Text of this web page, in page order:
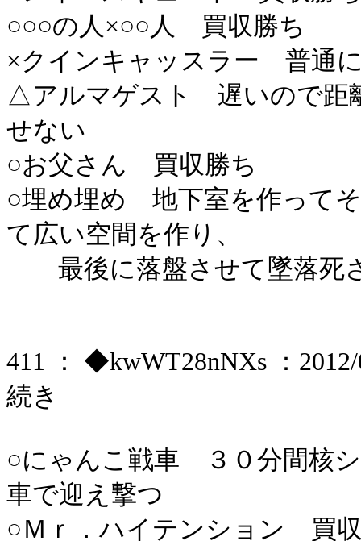
○○○の人×○○人 買収勝ち
×クインキャッスラー 普通
△アルマゲスト 遅いので距
せない
○お父さん 買収勝ち
○埋め埋め 地下室を作って
て広い空間を作り、
最後に落盤させて墜落死
411 ： ◆kwWT28nNXs ：
続き
○にゃんこ戦車 ３０分間核
車で迎え撃つ
○Ｍｒ．ハイテンション 買